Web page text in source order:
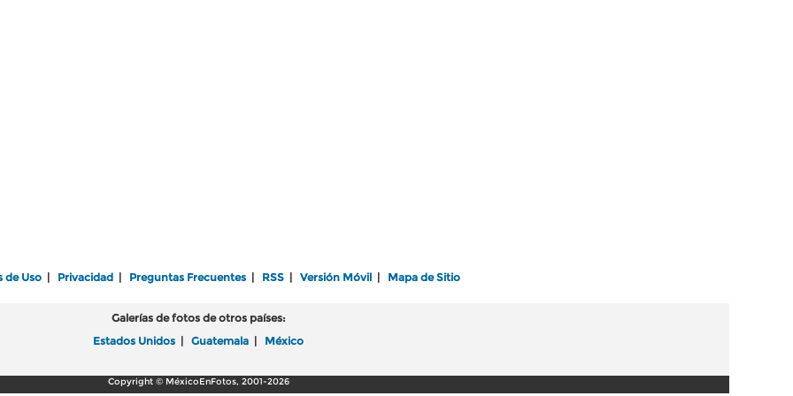
de Uso Privacidad Preguntas Frecuentes RSS Versión Móvil Mapa de Sitio
Galerías de fotos de otros países:
Estados Unidos
Guatemala México
Copyright © MéxicoEnFotos, 2001-2026